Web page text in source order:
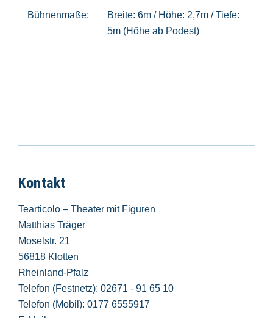
Bühnenmaße:
Breite: 6m / Höhe: 2,7m / Tiefe:
5m (Höhe ab Podest)
Kontakt
Tearticolo – Theater mit Figuren
Matthias Träger
Moselstr. 21
56818 Klotten
Rheinland-Pfalz
Telefon (Festnetz): 02671 - 91 65 10
Telefon (Mobil): 0177 6555917